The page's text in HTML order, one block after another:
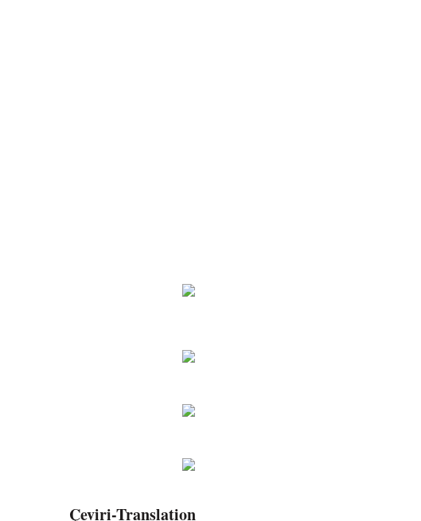
Çeviri-Translation